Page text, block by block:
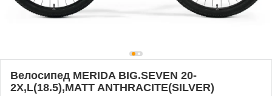
Велосипед MERIDA BIG.SEVEN 20-
2X,L(18.5),MATT ANTHRACITE(SILVER)